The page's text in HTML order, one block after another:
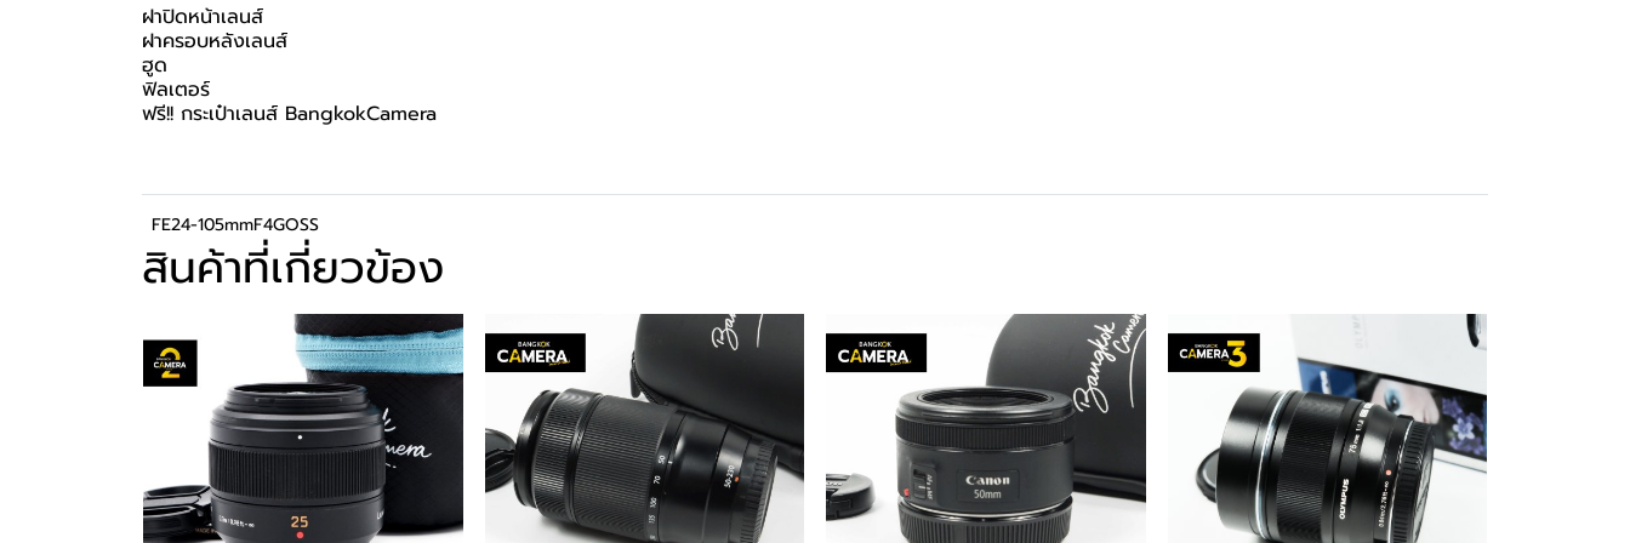
ฝาปิดหน้าเลนส์
ฝาครอบหลังเลนส์
ฮูด
ฟิลเตอร์
ฟรี!! กระเป๋าเลนส์ BangkokCamera
FE24-105mmF4GOSS
สินค้าที่เกี่ยวข้อง